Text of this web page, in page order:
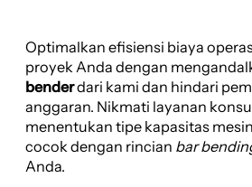
Optimalkan efisiensi biaya
proyek Anda dengan
benderdari kami dan hindari
anggaran. Nikmati layanan
menentukan tipe kapasitas
cocok dengan rincian bar
Anda.